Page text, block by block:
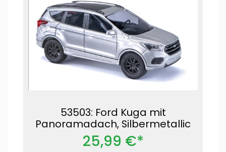
53503: Ford Kuga mit
Panoramadach, Silbermetallic
25,99 €*